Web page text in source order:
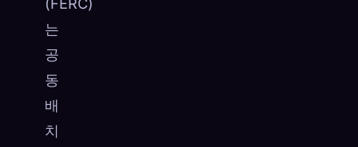
(FERC)
는
공
동
배
치